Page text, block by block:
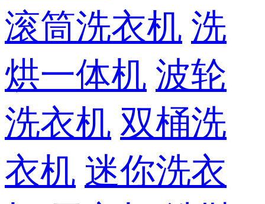
滚筒洗衣机 洗
烘一体机 波轮
洗衣机 双桶洗
衣机 迷你洗衣